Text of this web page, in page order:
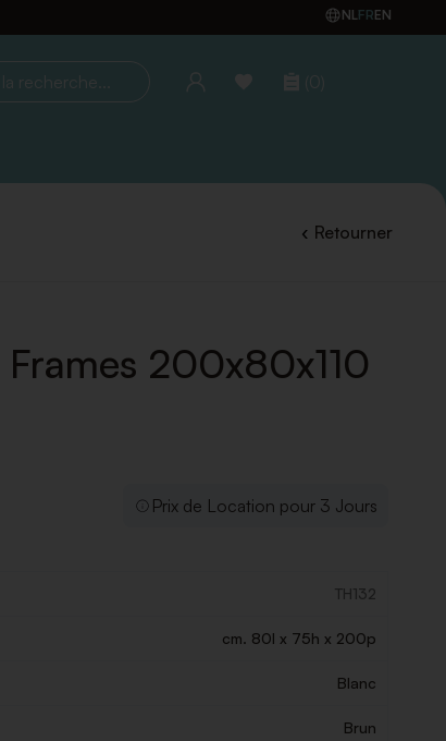
NLFREN
(0)
Retourner
200x80x110
Prix de Location pour 3 Jours
TH132
cm. 80l x 75h x 200p
Blanc
Brun